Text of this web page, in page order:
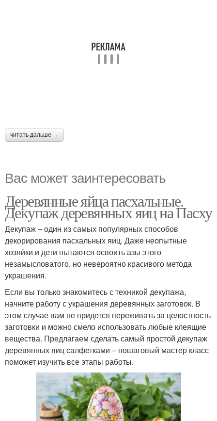
читать дальше →
Вас может заинтересовать
Деревянные яйца пасхальные.
Декупаж деревянных яиц на Пасху
Декупаж – один из самых популярных способов
декорирования пасхальных яиц. Даже неопытные
хозяйки и дети пытаются освоить азы этого
незамысловатого, но невероятно красивого метода
украшения.
Если вы только знакомитесь с техникой декупажа,
начните работу с украшения деревянных заготовок. В
этом случае вам не придется переживать за целостность
заготовки и можно смело использовать любые клеящие
вещества. Предлагаем сделать самый простой декупаж
деревянных яиц салфетками – пошаговый мастер класс
поможет изучить все этапы работы.